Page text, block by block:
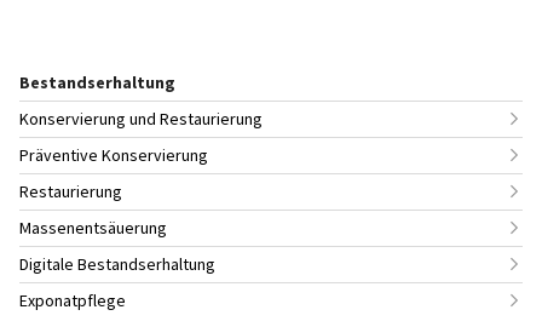
Bestandserhaltung
Konservierung und Restaurierung
Präventive Konservierung
Restaurierung
Massenentsäuerung
Digitale Bestandserhaltung
Exponatpflege